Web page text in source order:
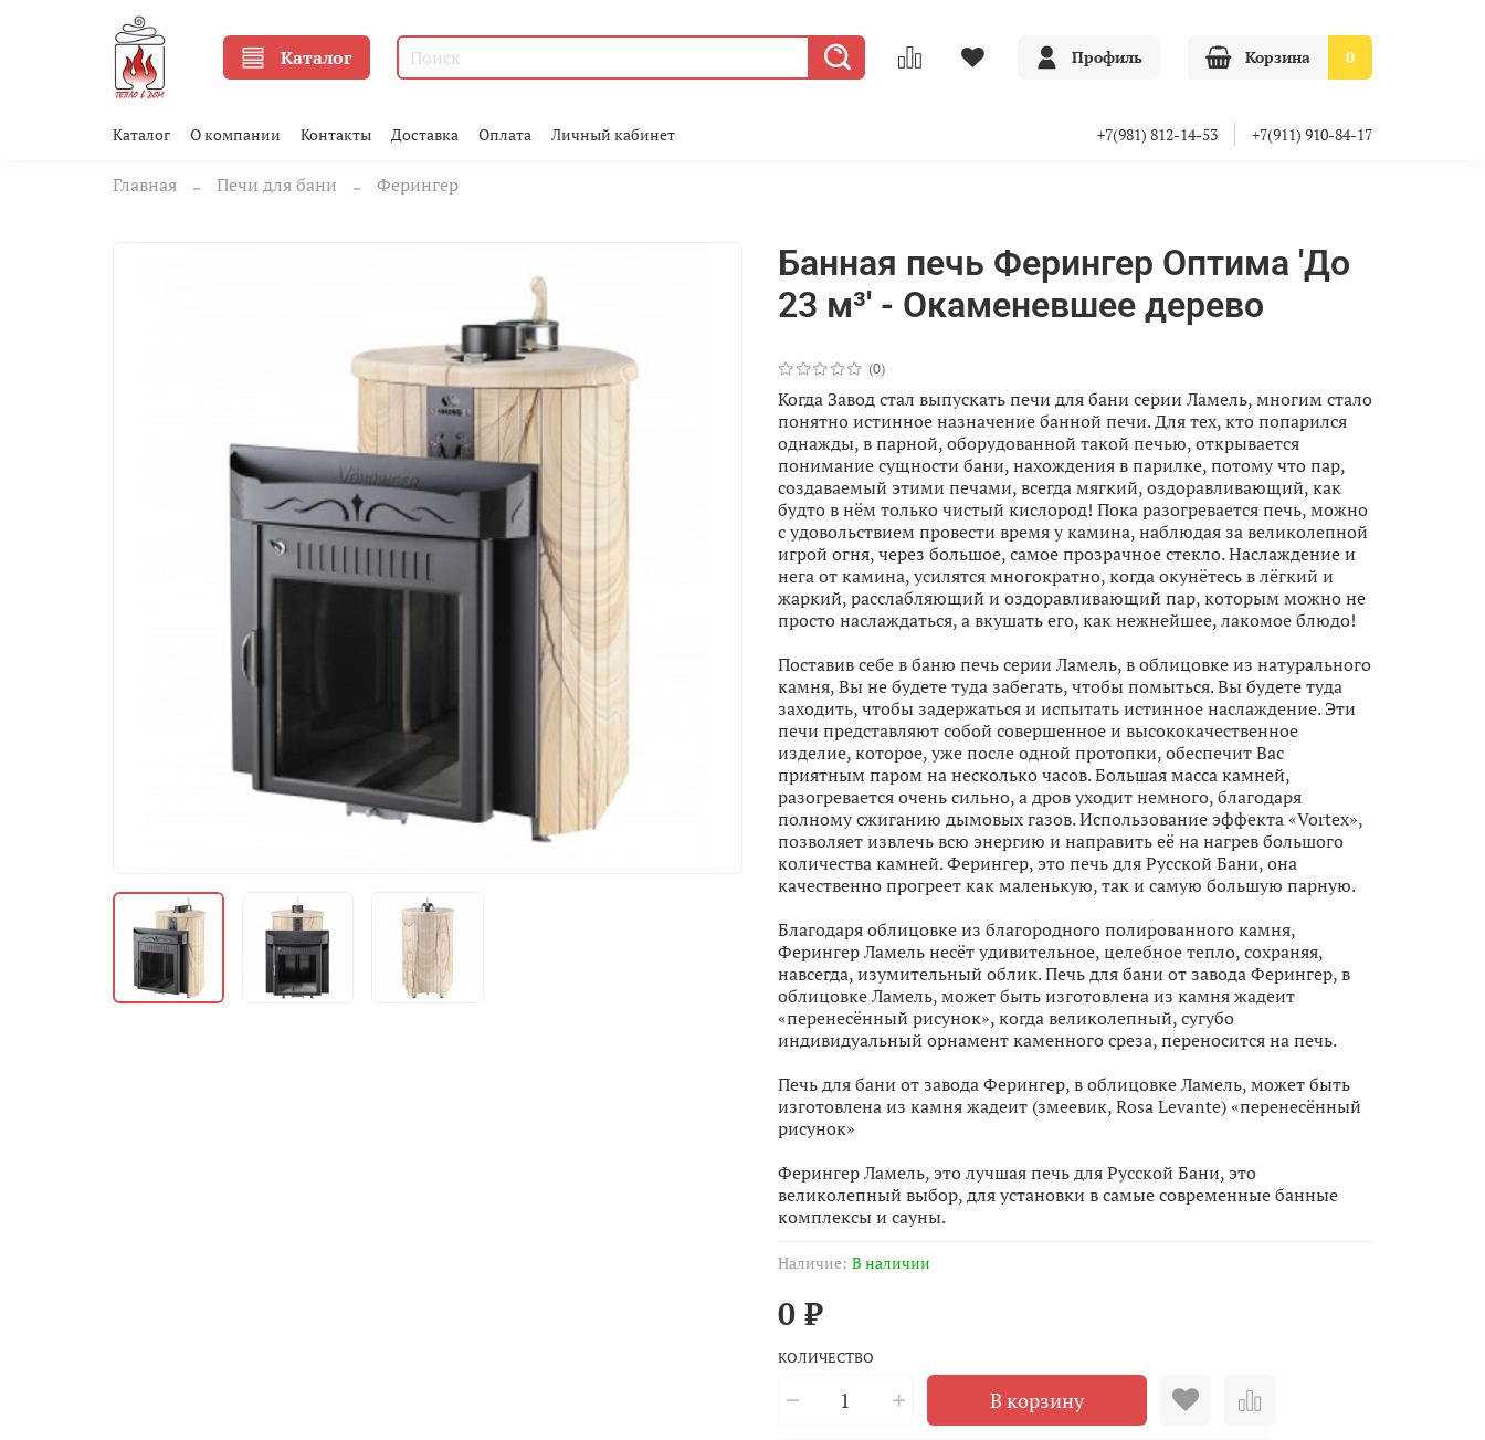
Каталог Профиль Корзина 0
Каталог О компании Контакты Доставка Оплата Личный кабинет +7(981) 812-14-53 +7(911) 910-84-17
Главная Печи для бани Ферингер
(0)
Наличие: В наличии
Банная печь Ферингер Оптима 'До
23 м³' - Окаменевшее дерево
0 ₽
КОЛИЧЕСТВО
В корзину
Когда Завод стал выпускать печи для бани серии Ламель, многим стало
понятно истинное назначение банной печи. Для тех, кто попарился
однажды, в парной, оборудованной такой печью, открывается
понимание сущности бани, нахождения в парилке, потому что пар,
создаваемый этими печами, всегда мягкий, оздоравливающий, как
будто в нём только чистый кислород! Пока разогревается печь, можно
с удовольствием провести время у камина, наблюдая за великолепной
игрой огня, через большое, самое прозрачное стекло. Наслаждение и
нега от камина, усилятся многократно, когда окунётесь в лёгкий и
жаркий, расслабляющий и оздоравливающий пар, которым можно не
просто наслаждаться, а вкушать его, как нежнейшее, лакомое блюдо!
Поставив себе в баню печь серии Ламель, в облицовке из натурального
камня, Вы не будете туда забегать, чтобы помыться. Вы будете туда
заходить, чтобы задержаться и испытать истинное наслаждение. Эти
печи представляют собой совершенное и высококачественное
изделие, которое, уже после одной протопки, обеспечит Вас
приятным паром на несколько часов. Большая масса камней,
разогревается очень сильно, а дров уходит немного, благодаря
полному сжиганию дымовых газов. Использование эффекта «Vortex»,
позволяет извлечь всю энергию и направить её на нагрев большого
количества камней. Ферингер, это печь для Русской Бани, она
качественно прогреет как маленькую, так и самую большую парную.
Благодаря облицовке из благородного полированного камня,
Ферингер Ламель несёт удивительное, целебное тепло, сохраняя,
навсегда, изумительный облик. Печь для бани от завода Ферингер, в
облицовке Ламель, может быть изготовлена из камня жадеит
«перенесённый рисунок», когда великолепный, сугубо
индивидуальный орнамент каменного среза, переносится на печь.
Печь для бани от завода Ферингер, в облицовке Ламель, может быть
изготовлена из камня жадеит (змеевик, Rosa Levante) «перенесённый
рисунок»
Ферингер Ламель, это лучшая печь для Русской Бани, это
великолепный выбор, для установки в самые современные банные
комплексы и сауны.